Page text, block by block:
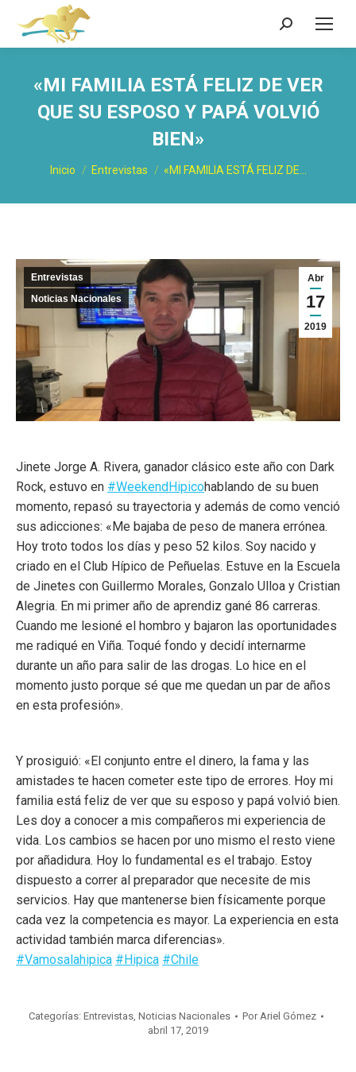
Buscar:
«MI FAMILIA ESTÁ FELIZ DE VER
QUE SU ESPOSO Y PAPÁ VOLVIÓ
BIEN»
Estás aquí:
Inicio Entrevistas «MI FAMILIA ESTÁ FELIZ DE…
Abr
17
2019
Entrevistas
Noticias Nacionales
Jinete Jorge A. Rivera, ganador clásico este año con Dark
Rock, estuvo en #WeekendHipicohablando de su buen
momento, repasó su trayectoria y además de como venció
sus adicciones: «Me bajaba de peso de manera errónea.
Hoy troto todos los días y peso 52 kilos. Soy nacido y
criado en el Club Hípico de Peñuelas. Estuve en la Escuela
de Jinetes con Guillermo Morales, Gonzalo Ulloa y Cristian
Alegria. En mi primer año de aprendiz gané 86 carreras.
Cuando me lesioné el hombro y bajaron las oportunidades
me radiqué en Viña. Toqué fondo y decidí internarme
durante un año para salir de las drogas. Lo hice en el
momento justo porque sé que me quedan un par de años
en esta profesión».
Y prosiguió: «El conjunto entre el dinero, la fama y las
amistades te hacen cometer este tipo de errores. Hoy mi
familia está feliz de ver que su esposo y papá volvió bien.
Les doy a conocer a mis compañeros mi experiencia de
vida. Los cambios se hacen por uno mismo el resto viene
por añadidura. Hoy lo fundamental es el trabajo. Estoy
dispuesto a correr al preparador que necesite de mis
servicios. Hay que mantenerse bien físicamente porque
cada vez la competencia es mayor. La experiencia en esta
actividad también marca diferencias».
#Vamosalahipica #Hipica #Chile
Categorías: Entrevistas, Noticias Nacionales PorAriel Gómez
abril 17, 2019